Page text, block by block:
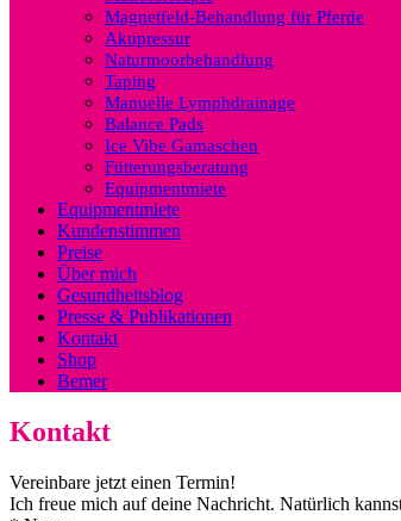
Magnetfeld-Behandlung für Pferde
Akupressur
Naturmoorbehandlung
Taping
Manuelle Lymphdrainage
Balance Pads
Ice Vibe Gamaschen
Fütterungsberatung
Equipmentmiete
Equipmentmiete
Kundenstimmen
Preise
Über mich
Gesundheitsblog
Presse & Publikationen
Kontakt
Shop
Bemer
Kontakt
Vereinbare jetzt einen Termin!
Ich freue mich auf deine Nachricht. Natürlich